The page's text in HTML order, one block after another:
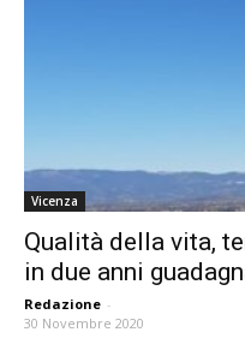
Vicenza
Qualità della vita,
in due anni
Redazione -
30 Novembre 2020